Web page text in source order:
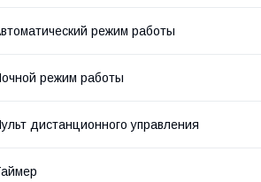
режим работы
режим работы
дистанционного управления